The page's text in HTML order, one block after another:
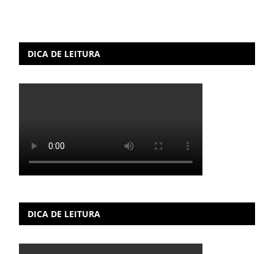
DICA DE LEITURA
DICA DE LEITURA